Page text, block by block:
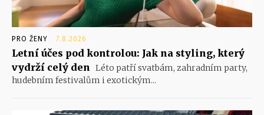
PRO ŽENY 7.8.2026
Letní účes pod kontrolou: Jak na styling, který
vydrží celý den
Léto patří svatbám, zahradním party,
hudebním festivalům i exotickým...